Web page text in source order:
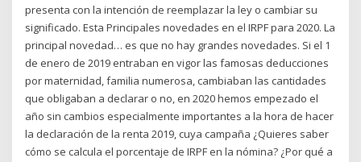
presenta con la intención de reemplazar la ley o cambiar su
significado. Esta Principales novedades en el IRPF para 2020. La
principal novedad… es que no hay grandes novedades. Si el 1
de enero de 2019 entraban en vigor las famosas deducciones
por maternidad, familia numerosa, cambiaban las cantidades
que obligaban a declarar o no, en 2020 hemos empezado el
año sin cambios especialmente importantes a la hora de hacer
la declaración de la renta 2019, cuya campaña ¿Quieres saber
cómo se calcula el porcentaje de IRPF en la nómina? ¿Por qué a